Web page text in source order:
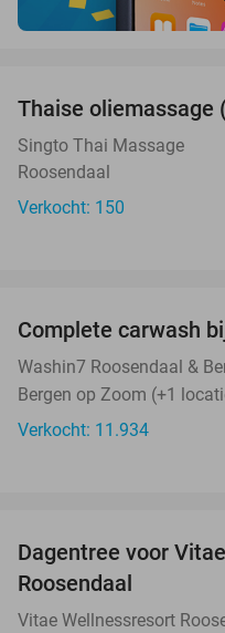
OUT
Thaise oliemassage
Singto Thai Massage
Roosendaal
Verkocht: 150
Complete carwash
Washin7 Roosendaal &
Bergen op Zoom (+1
Verkocht: 11.934
Dagentree voor
Roosendaal
Vitae Wellnessresort